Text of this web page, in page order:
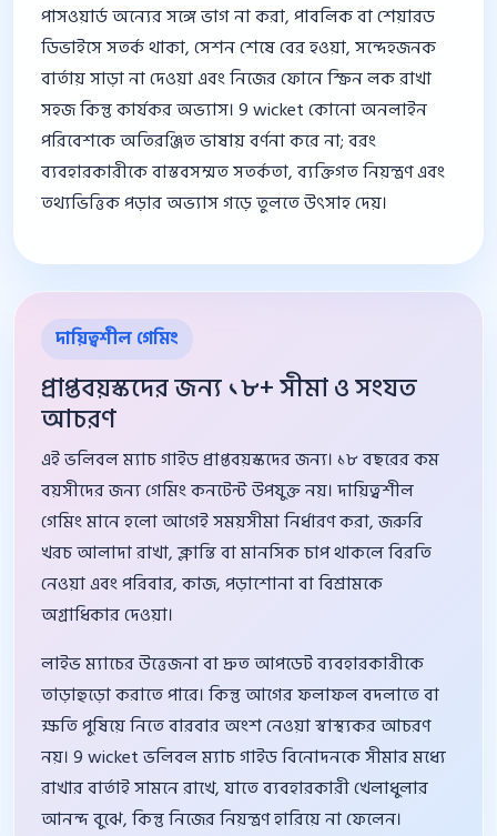
পাসওয়ার্ড অন্যের সঙ্গে ভাগ না করা, পাবলিক বা শেয়ারড
ডিভাইসে সতর্ক থাকা, সেশন শেষে বের হওয়া, সন্দেহজনক
বার্তায় সাড়া না দেওয়া এবং নিজের ফোনে স্ক্রিন লক রাখা
সহজ কিন্তু কার্যকর অভ্যাস। 9 wicket কোনো অনলাইন
পরিবেশকে অতিরঞ্জিত ভাষায় বর্ণনা করে না; বরং
ব্যবহারকারীকে বাস্তবসম্মত সতর্কতা, ব্যক্তিগত নিয়ন্ত্রণ এবং
তথ্যভিত্তিক পড়ার অভ্যাস গড়ে তুলতে উৎসাহ দেয়।
দায়িত্বশীল গেমিং
প্রাপ্তবয়স্কদের জন্য ১৮+ সীমা ও সংযত
আচরণ
এই ভলিবল ম্যাচ গাইড প্রাপ্তবয়স্কদের জন্য। ১৮ বছরের কম
বয়সীদের জন্য গেমিং কনটেন্ট উপযুক্ত নয়। দায়িত্বশীল
গেমিং মানে হলো আগেই সময়সীমা নির্ধারণ করা, জরুরি
খরচ আলাদা রাখা, ক্লান্তি বা মানসিক চাপ থাকলে বিরতি
নেওয়া এবং পরিবার, কাজ, পড়াশোনা বা বিশ্রামকে
অগ্রাধিকার দেওয়া।
লাইভ ম্যাচের উত্তেজনা বা দ্রুত আপডেট ব্যবহারকারীকে
তাড়াহুড়ো করাতে পারে। কিন্তু আগের ফলাফল বদলাতে বা
ক্ষতি পুষিয়ে নিতে বারবার অংশ নেওয়া স্বাস্থ্যকর আচরণ
নয়। 9 wicket ভলিবল ম্যাচ গাইড বিনোদনকে সীমার মধ্যে
রাখার বার্তাই সামনে রাখে, যাতে ব্যবহারকারী খেলাধুলার
আনন্দ বুঝে, কিন্তু নিজের নিয়ন্ত্রণ হারিয়ে না ফেলেন।